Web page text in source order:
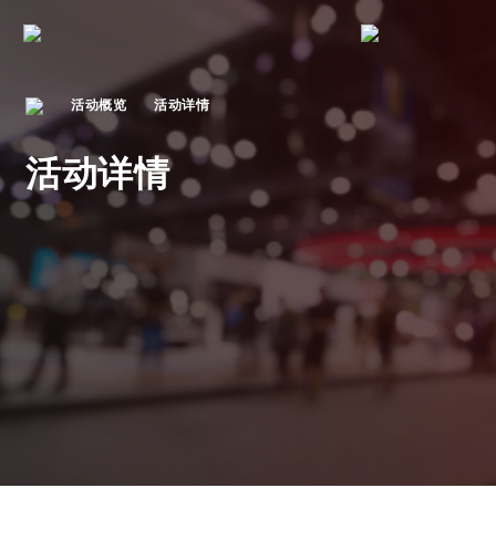
活动概览 活动详情
活动详情